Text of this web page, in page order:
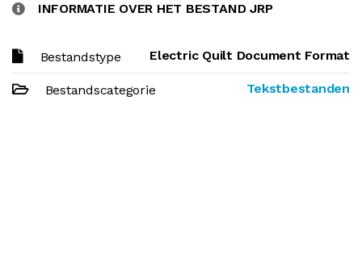
INFORMATIE OVER HET BESTAND JRP
Bestandstype Electric Quilt Document Format
Bestandscategorie Tekstbestanden